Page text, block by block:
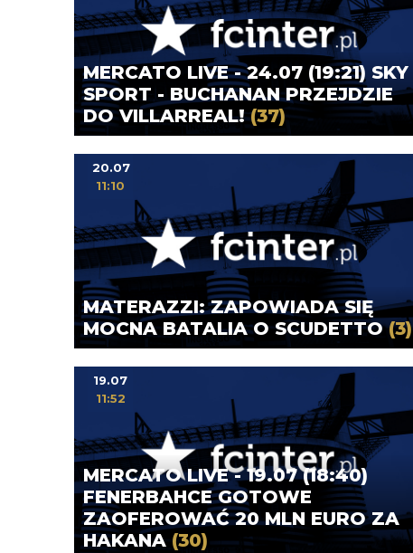
MERCATO LIVE - 24.07 (19:21) SKY
SPORT - BUCHANAN PRZEJDZIE
DO VILLARREAL!(37)
MATERAZZI: ZAPOWIADA SIĘ
MOCNA BATALIA O SCUDETTO(3)
20.07
11:10
MERCATO LIVE - 19.07 (18:40)
FENERBAHCE GOTOWE
ZAOFEROWAĆ 20 MLN EURO ZA
HAKANA (30)
19.07
11:52